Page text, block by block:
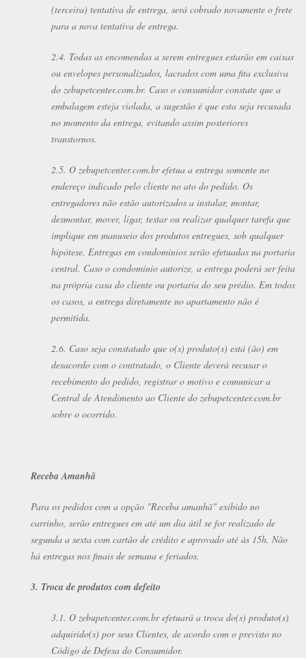
(terceira) tentativa de entrega, será cobrado novamente o frete
para a nova tentativa de entrega.
2.4. Todas as encomendas a serem entregues estarão em caixas
ou envelopes personalizados, lacrados com uma fita exclusiva
do zebupetcenter.com.br. Caso o consumidor constate que a
embalagem esteja violada, a sugestão é que esta seja recusada
no momento da entrega, evitando assim posteriores
transtornos.
2.5. O zebupetcenter.com.br efetua a entrega somente no
endereço indicado pelo cliente no ato do pedido. Os
entregadores não estão autorizados a instalar, montar,
desmontar, mover, ligar, testar ou realizar qualquer tarefa que
implique em manuseio dos produtos entregues, sob qualquer
hipótese. Entregas em condomínios serão efetuadas na portaria
central. Caso o condomínio autorize, a entrega poderá ser feita
na própria casa do cliente ou portaria do seu prédio. Em todos
os casos, a entrega diretamente no apartamento não é
permitida.
2.6. Caso seja constatado que o(s) produto(s) está (ão) em
desacordo com o contratado, o Cliente deverá recusar o
recebimento do pedido, registrar o motivo e comunicar a
Central de Atendimento ao Cliente do zebupetcenter.com.br
sobre o ocorrido.
Receba Amanhã
Para os pedidos com a opção "Receba amanhã" exibido no
carrinho, serão entregues em até um dia útil se for realizado de
segunda a sexta com cartão de crédito e aprovado até às 15h. Não
há entregas nos finais de semana e feriados.
3. Troca de produtos com defeito
3.1. O zebupetcenter.com.br efetuará a troca do(s) produto(s)
adquirido(s) por seus Clientes, de acordo com o previsto no
Código de Defesa do Consumidor.